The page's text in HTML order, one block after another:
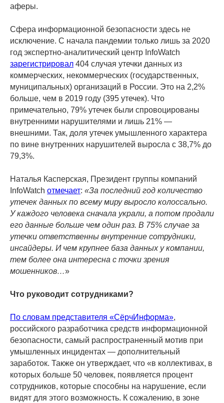
аферы.
Сфера информационной безопасности здесь не
исключение. С начала пандемии только лишь за 2020
год экспертно-аналитический центр InfoWatch
зарегистрировал 404 случая утечки данных из
коммерческих, некоммерческих (государственных,
муниципальных) организаций в России. Это на 2,2%
больше, чем в 2019 году (395 утечек). Что
примечательно, 79% утечек были спровоцированы
внутренними нарушителями и лишь 21% —
внешними. Так, доля утечек умышленного характера
по вине внутренних нарушителей выросла с 38,7% до
79,3%.
Наталья Касперская, Президент группы компаний
InfoWatch отмечает: «За последний год количество
утечек данных по всему миру выросло колоссально.
У каждого человека сначала украли, а потом продали
его данные больше чем один раз. В 75% случае за
утечки ответственны внутренние сотрудники,
инсайдеры. И чем крупнее база данных у компании,
тем более она интересна с точки зрения
мошенников…»
Что руководит сотрудниками?
По словам представителя «СёрчИнформа»,
российского разработчика средств информационной
безопасности, самый распространенный мотив при
умышленных инцидентах — дополнительный
заработок. Также он утверждает, что «в коллективах, в
которых больше 50 человек, появляется процент
сотрудников, которые способны на нарушение, если
видят для этого возможность. К сожалению, в зоне